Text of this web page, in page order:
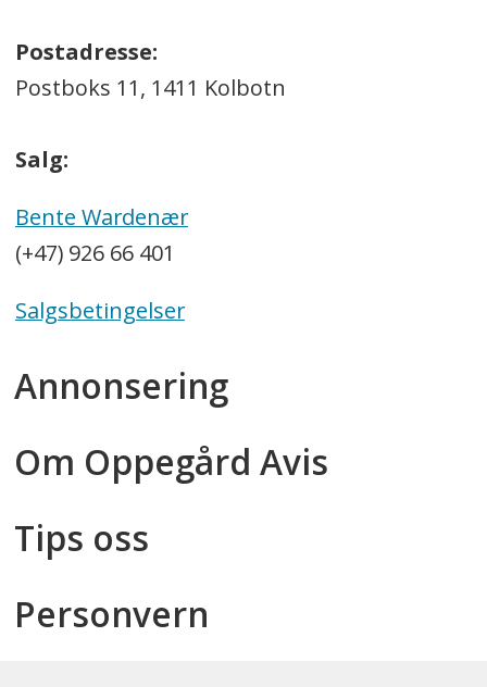
Postadresse:
Postboks 11, 1411 Kolbotn
Salg:
Bente Wardenær
(+47) 926 66 401
Salgsbetingelser
Annonsering
Om Oppegård Avis
Tips oss
Personvern